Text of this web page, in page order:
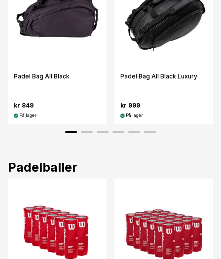
Padel Bag All Black
kr 849
På lager
Padel Bag All Black Luxury
kr 999
På lager
Padelballer